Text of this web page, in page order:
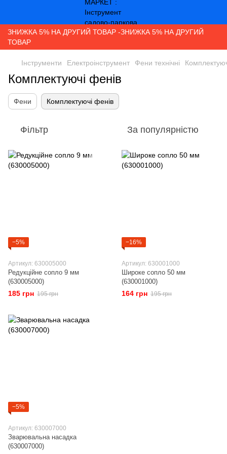
ЗНИЖКА 5% НА ДРУГИЙ ТОВАР -ЗНИЖКА 5% НА ДРУГИЙ
ТОВАР
Інструменти Електроінструмент Фени технічні
Комплектуючі фенів
Фени Комплектуючі фенів
Фільтр За популярністю
−5%
Артикул: 630005000
Редукційне сопло 9 мм
(630005000)
185 грн 195 грн
−16%
Артикул: 630001000
Широке сопло 50 мм
(630001000)
164 грн 195 грн
−5%
Артикул: 630007000
Зварювальна насадка
(630007000)